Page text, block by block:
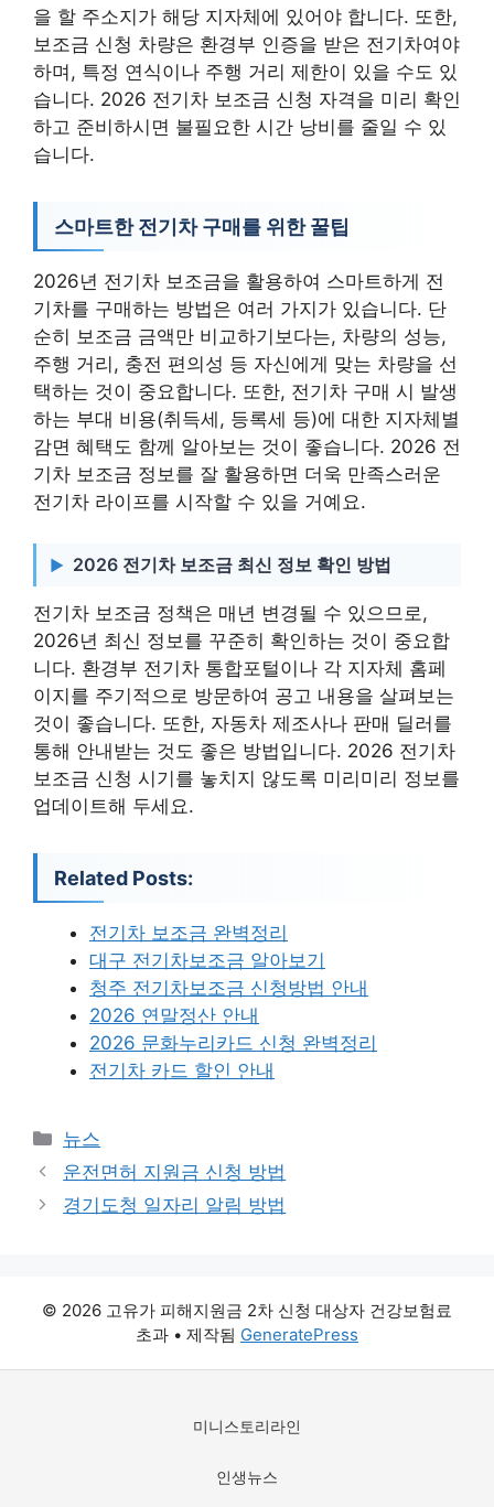
을 할 주소지가 해당 지자체에 있어야 합니다. 또한,
보조금 신청 차량은 환경부 인증을 받은 전기차여야
하며, 특정 연식이나 주행 거리 제한이 있을 수도 있
습니다. 2026 전기차 보조금 신청 자격을 미리 확인
하고 준비하시면 불필요한 시간 낭비를 줄일 수 있
습니다.
스마트한 전기차 구매를 위한 꿀팁
2026년 전기차 보조금을 활용하여 스마트하게 전
기차를 구매하는 방법은 여러 가지가 있습니다. 단
순히 보조금 금액만 비교하기보다는, 차량의 성능,
주행 거리, 충전 편의성 등 자신에게 맞는 차량을 선
택하는 것이 중요합니다. 또한, 전기차 구매 시 발생
하는 부대 비용(취득세, 등록세 등)에 대한 지자체별
감면 혜택도 함께 알아보는 것이 좋습니다. 2026 전
기차 보조금 정보를 잘 활용하면 더욱 만족스러운
전기차 라이프를 시작할 수 있을 거예요.
2026 전기차 보조금 최신 정보 확인 방법
전기차 보조금 정책은 매년 변경될 수 있으므로,
2026년 최신 정보를 꾸준히 확인하는 것이 중요합
니다. 환경부 전기차 통합포털이나 각 지자체 홈페
이지를 주기적으로 방문하여 공고 내용을 살펴보는
것이 좋습니다. 또한, 자동차 제조사나 판매 딜러를
통해 안내받는 것도 좋은 방법입니다. 2026 전기차
보조금 신청 시기를 놓치지 않도록 미리미리 정보를
업데이트해 두세요.
Related Posts:
전기차 보조금 완벽정리
대구 전기차보조금 알아보기
청주 전기차보조금 신청방법 안내
2026 연말정산 안내
2026 문화누리카드 신청 완벽정리
전기차 카드 할인 안내
카
테
리
뉴스
운전면허 지원금 신청 방법
경기도청 일자리 알림 방법
© 2026 고유가 피해지원금 2차 신청 대상자 건강보험료
초과 • 제작됨 GeneratePress
미니스토리라인
인생뉴스